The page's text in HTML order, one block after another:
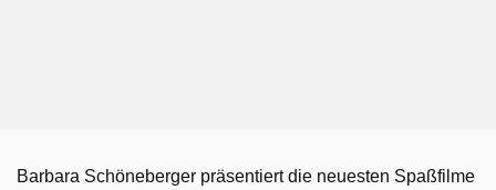
Barbara Schöneberger präsentiert die neuesten Spaßfilme